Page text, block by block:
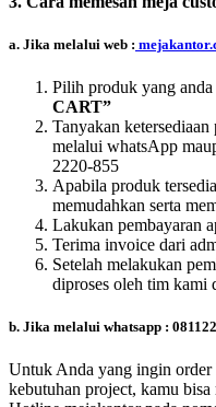
a. Jika melalui web :
Pilih produk yang
CART”
Tanyakan
melalui whatsApp
2220-855
Apabila produk
memudahkan serta
Lakukan pembayaran
Terima invoice dari
Setelah melakukan
diproses oleh tim kami
b. Jika melalui whatsapp :
Untuk Anda yang ingin order
kebutuhan project, kamu